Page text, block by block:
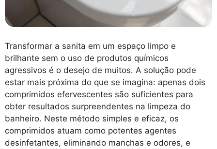
Transformar a sanita em um espaço limpo e
brilhante sem o uso de produtos químicos
agressivos é o desejo de muitos. A solução pode
estar mais próxima do que se imagina: apenas dois
comprimidos efervescentes são suficientes para
obter resultados surpreendentes na limpeza do
banheiro. Neste método simples e eficaz, os
comprimidos atuam como potentes agentes
desinfetantes, eliminando manchas e odores, e